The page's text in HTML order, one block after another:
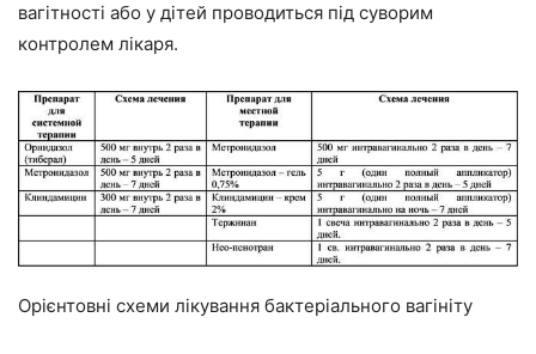
вагітності або у дітей проводиться під суворим
контролем лікаря.
Орієнтовні схеми лікування бактеріального вагініту